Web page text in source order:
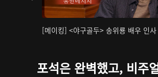
[메이킹] <야구골두> 송위룡 배우 인사
포석은 완벽했고, 비주